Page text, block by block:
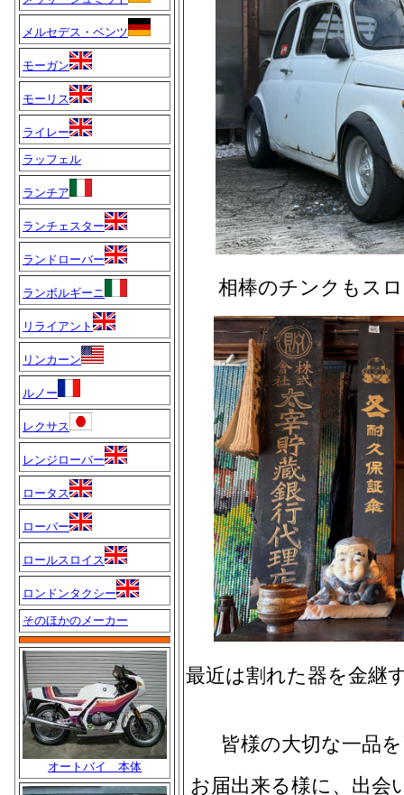
メルセデス・ベンツ
モーガン
モーリス
ライレー
ラッフェル
ランチア
ランチェスター
ランドローバー
ランボルギーニ
リライアント
リンカーン
ルノー
レクサス
レンジローバー
ロータス
ローバー
ロールスロイス
ロンドンタクシー
そのほかのメーカー
オートバイ 本体
相棒のチンクもス
最近は割れた器を金継
皆様の大切な一品
お届出来る様に、出会